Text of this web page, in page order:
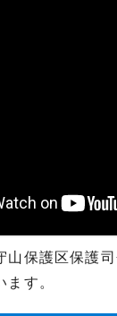
山保護区保護
す。